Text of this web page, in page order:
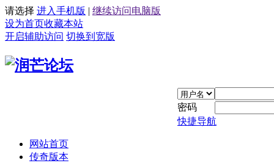
请选择 进入手机版 | 继续访问电脑版
设为首页收藏本站
开启辅助访问 切换到宽版
密码
快捷导航
网站首页
传奇版本